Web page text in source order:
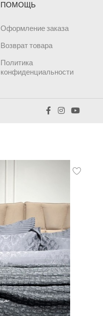
ПОМОЩЬ
Оформление заказа
Возврат товара
Политика
конфиденциальности